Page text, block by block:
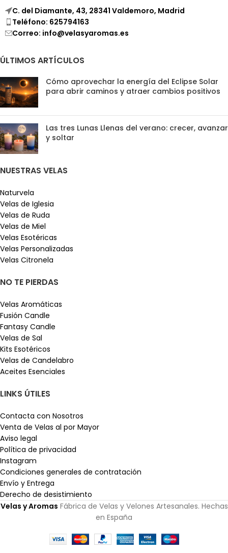
velas perladas en cualquier
espacio, adaptándose a tu
estilo y preferencias.
C. del Diamante, 43, 28341 Valdemoro, Madrid
Teléfono: 625794163
Correo: info@velasyaromas.es
ÚLTIMOS ARTÍCULOS
Cómo aprovechar la energía del Eclipse Solar
para abrir caminos y atraer cambios positivos
Las tres Lunas Llenas del verano: crecer, avanzar
y soltar
NUESTRAS VELAS
Naturvela
Velas de Iglesia
Velas de Ruda
Velas de Miel
Velas Esotéricas
Velas Personalizadas
Velas Citronela
NO TE PIERDAS
Velas Aromáticas
Fusión Candle
Fantasy Candle
Velas de Sal
Kits Esotéricos
Velas de Candelabro
Aceites Esenciales
LINKS ÚTILES
Contacta con Nosotros
Venta de Velas al por Mayor
Aviso legal
Política de privacidad
Instagram
Condiciones generales de contratación
Envío y Entrega
Derecho de desistimiento
Velas y Aromas Fábrica de Velas y Velones Artesanales. Hechas
en España